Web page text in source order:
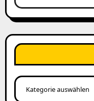
Themen